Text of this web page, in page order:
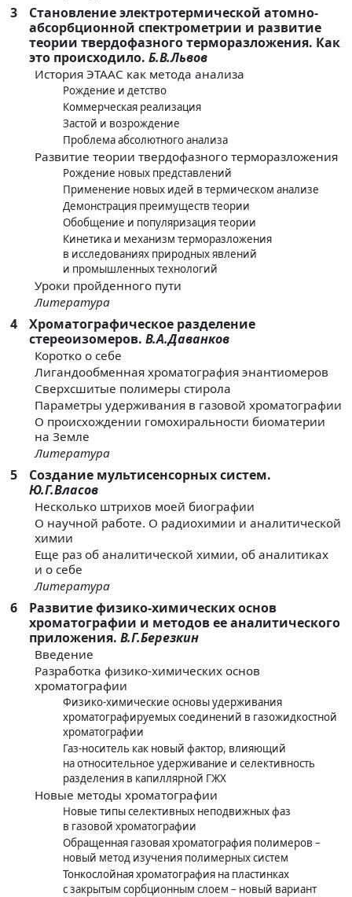
3
Становление электротермической атомно-
абсорбционной спектрометрии и развитие
теории твердофазного терморазложения. Как
это происходило. Б.В.Львов
История ЭТААС как метода анализа
Рождение и детство
Коммерческая реализация
Застой и возрождение
Проблема абсолютного анализа
Развитие теории твердофазного терморазложения
Рождение новых представлений
Применение новых идей в термическом анализе
Демонстрация преимуществ теории
Обобщение и популяризация теории
Кинетика и механизм терморазложения
в исследованиях природных явлений
и промышленных технологий
Уроки пройденного пути
Литература
4
Хроматографическое разделение
стереоизомеров. В.А.Даванков
Коротко о себе
Лигандообменная хроматография энантиомеров
Сверхсшитые полимеры стирола
Параметры удерживания в газовой хроматографии
О происхождении гомохиральности биоматерии
на Земле
Литература
5
Создание мультисенсорных систем.
Ю.Г.Власов
Несколько штрихов моей биографии
О научной работе. О радиохимии и аналитической
химии
Еще раз об аналитической химии, об аналитиках
и о себе
Литература
6
Развитие физико-химических основ
хроматографии и методов ее аналитического
приложения. В.Г.Березкин
Введение
Разработка физико-химических основ
хроматографии
Физико-химические основы удерживания
хроматографируемых соединений в газожидкостной
хроматографии
Газ-носитель как новый фактор, влияющий
на относительное удерживание и селективность
разделения в капиллярной ГЖХ
Новые методы хроматографии
Новые типы селективных неподвижных фаз
в газовой хроматографии
Обращенная газовая хроматография полимеров –
новый метод изучения полимерных систем
Тонкослойная хроматография на пластинках
с закрытым сорбционным слоем – новый вариант